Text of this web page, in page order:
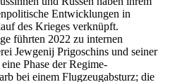
Entwicklungen in
des Krieges verknüpft.
führten 2022 zu internen
Jewgenij Prigoschins und seiner
Phase der Regime-
bei einem Flugzeugabsturz; die